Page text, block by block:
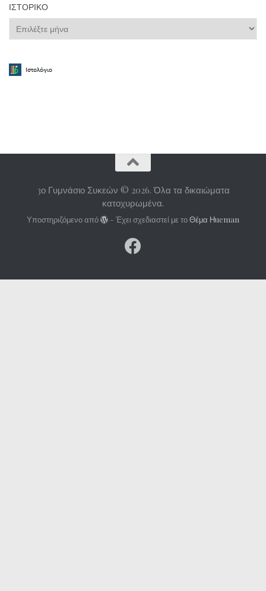
ΙΣΤΟΡΙΚΌ
Ιστορικό
3ο Γυμνάσιο Συκεών © 2026. Όλα τα δικαιώματα
κατοχυρωμένα.
Υποστηριζόμενο από - Έχει σχεδιαστεί με τοΘέμα Ηueman